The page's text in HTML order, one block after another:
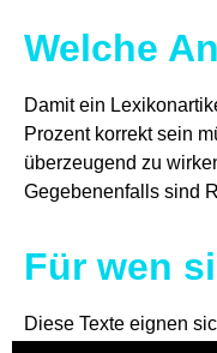
Welche
Damit ein
Prozent korrekt sein
überzeugend zu
Gegebenenfalls sind
Für wen
Diese Texte eignen